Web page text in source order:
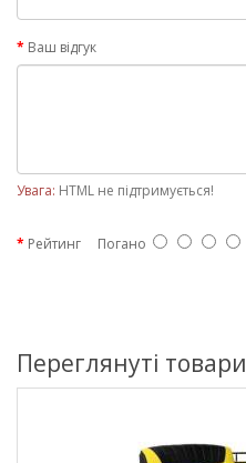
Ваш відгук
Увага: HTML не підтримується!
Рейтинг Погано
Переглянуті товари